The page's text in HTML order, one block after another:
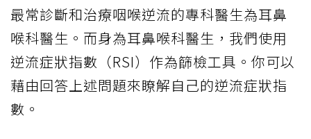
最常診斷和治療咽喉逆流的專科醫生為耳鼻
喉科醫生。而身為耳鼻喉科醫生，我們使用
逆流症狀指數（RSI）作為篩檢工具。你可以
藉由回答上述問題來瞭解自己的逆流症狀指
數。